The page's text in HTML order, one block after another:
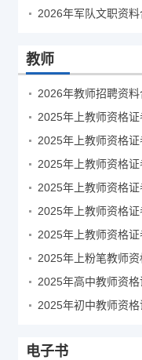
2026年军队文职资料
教师
2026年教师招聘资料
2025年上教师资格
2025年上教师资格
2025年上教师资格
2025年上教师资格
2025年上教师资格
2025年上粉笔教师
2025年高中教师资
2025年初中教师资
电子书